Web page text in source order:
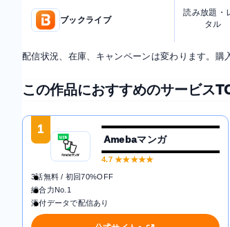
ブックライブ
読み放題・
タル
配信状況、在庫、キャンペーンは変わります。購
この作品におすすめのサービス
1
Amebaマンガ
4.7★★★★★
3話無料 / 初回70%OFF
総合力No.1
添付データで配信あり